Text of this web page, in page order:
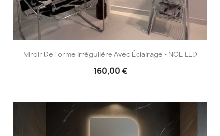
Miroir De Forme Irrégulière Avec Éclairage - NOE LED
160,00 €